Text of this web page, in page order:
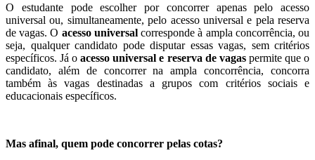
O estudante pode escolher por concorrer apenas pelo acesso
universal ou, simultaneamente, pelo acesso universal e pela reserva
de vagas. O acesso universalcorresponde à ampla concorrência, ou
seja, qualquer candidato pode disputar essas vagas, sem critérios
específicos. Já oacesso universal e reserva de vagaspermite que o
candidato, além de concorrer na ampla concorrência, concorra
também às vagas destinadas a grupos com critérios sociais e
educacionais específicos.
Mas afinal, quem pode concorrer pelas cotas?